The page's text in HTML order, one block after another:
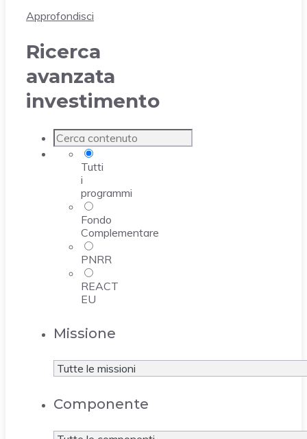
Approfondisci
Ricerca
avanzata
investimento
Tutti
i
programmi
Fondo
Complementare
PNRR
REACT
EU
Missione
Componente